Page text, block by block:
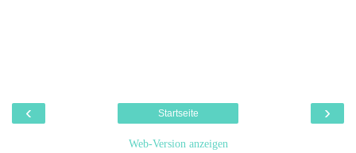
‹ ›
Startseite
Web-Version anzeigen